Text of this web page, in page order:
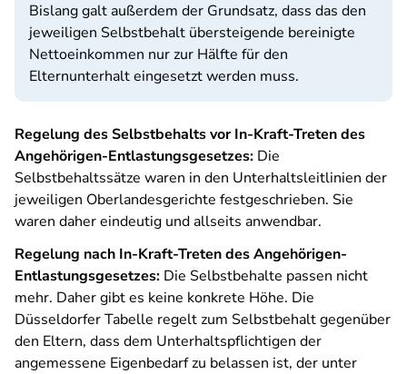
Bislang galt außerdem der Grundsatz, dass das den
jeweiligen Selbstbehalt übersteigende bereinigte
Nettoeinkommen nur zur Hälfte für den
Elternunterhalt eingesetzt werden muss.
Regelung des Selbstbehalts vor In-Kraft-Treten des
Angehörigen-Entlastungsgesetzes: Die
Selbstbehaltssätze waren in den Unterhaltsleitlinien der
jeweiligen Oberlandesgerichte festgeschrieben. Sie
waren daher eindeutig und allseits anwendbar.
Regelung nach In-Kraft-Treten des Angehörigen-
Entlastungsgesetzes: Die Selbstbehalte passen nicht
mehr. Daher gibt es keine konkrete Höhe. Die
Düsseldorfer Tabelle regelt zum Selbstbehalt gegenüber
den Eltern, dass dem Unterhaltspflichtigen der
angemessene Eigenbedarf zu belassen ist, der unter